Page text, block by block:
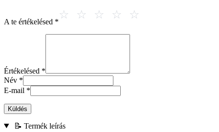
A te értékelésed *
Értékelésed *
Név *
E-mail *
Küldés
📝 Termék leírás